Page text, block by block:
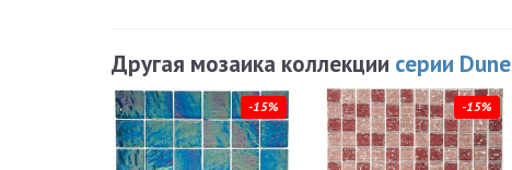
Другая мозаика коллекции серии Dune
-15% -15%